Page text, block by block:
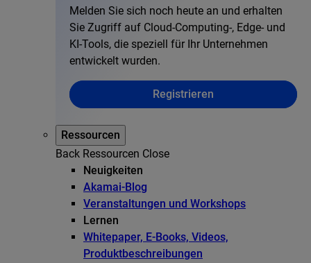
Melden Sie sich noch heute an und erhalten
Sie Zugriff auf Cloud-Computing-, Edge- und
KI-Tools, die speziell für Ihr Unternehmen
entwickelt wurden.
Registrieren
Ressourcen
Back Ressourcen Close
Neuigkeiten
Akamai-Blog
Veranstaltungen und Workshops
Lernen
Whitepaper, E-Books, Videos,
Produktbeschreibungen